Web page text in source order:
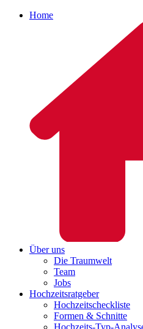
Home
Über uns
Die Traumwelt
Team
Jobs
Hochzeitsratgeber
Hochzeitscheckliste
Formen & Schnitte